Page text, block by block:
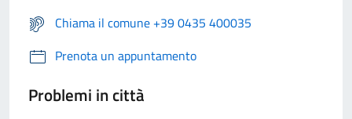
Chiama il comune +39 0435 400035
Prenota un appuntamento
Problemi in città